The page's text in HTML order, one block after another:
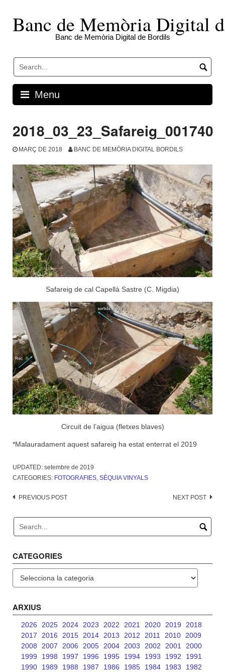
contentBanc de Memòria Digital
Banc de Memòria Digital de Bordils
Menu
2018_03_23_Safareig_001740
MARÇ DE 2018 BANC DE MEMÒRIA DIGITAL BORDILS
Safareig de cal Capellà Sastre (C. Migdia)
Circuit de l’aigua (fletxes blaves)
*Malauradament aquest safareig ha estat enterrat el 2019
UPDATED: setembre de 2019
CATEGORIES: FOTOGRAFIES, SÈQUIA VINYALS
Post
PREVIOUS POST NEXT POST
CATEGORIES
ARXIUS
2026 2025 2024 2023 2022 2021 2020 2019
2018
2017
2016 2015 2014 2013 2012 2011 2010
2009
2008
2007 2006 2005 2004 2003 2002 2001
2000
1999
1998 1997 1996 1995 1994 1993 1992
1991
1990
1989 1988 1987 1986 1985 1984 1983
1982